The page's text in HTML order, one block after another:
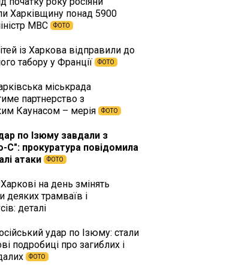
Харківщину понад 5900
МВС
ФОТО
із Харкова відправили до
табору у Франції
ФОТО
міськрада
партнерство з
Каунасом – мерія
ФОТО
по Ізюму завдали з
С": прокуратура повідомила
атаки
ФОТО
на день змінять
деяких трамваїв і
деталі
удар по Ізюму: стали
подробиці про загиблих і
ФОТО